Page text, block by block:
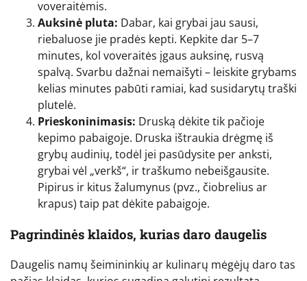
voveraitėmis.
Auksinė pluta: Dabar, kai grybai jau sausi,
riebaluose jie pradės kepti. Kepkite dar 5–7
minutes, kol voveraitės įgaus auksinę, rusvą
spalvą. Svarbu dažnai nemaišyti – leiskite grybams
kelias minutes pabūti ramiai, kad susidarytų traški
plutelė.
Prieskoninimasis: Druską dėkite tik pačioje
kepimo pabaigoje. Druska ištraukia drėgmę iš
grybų audinių, todėl jei pasūdysite per anksti,
grybai vėl „verkš“, ir traškumo nebeišgausite.
Pipirus ir kitus žalumynus (pvz., čiobrelius ar
krapus) taip pat dėkite pabaigoje.
Pagrindinės klaidos, kurias daro daugelis
Daugelis namų šeimininkių ar kulinarų mėgėjų daro tas